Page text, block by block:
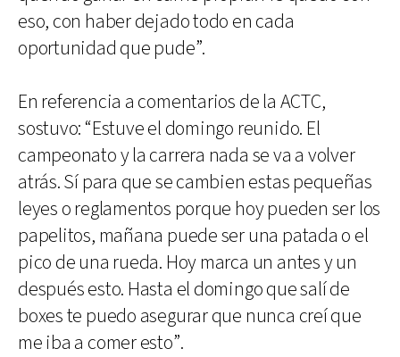
eso, con haber dejado todo en cada
oportunidad que pude”.
En referencia a comentarios de la ACTC,
sostuvo: “Estuve el domingo reunido. El
campeonato y la carrera nada se va a volver
atrás. Sí para que se cambien estas pequeñas
leyes o reglamentos porque hoy pueden ser los
papelitos, mañana puede ser una patada o el
pico de una rueda. Hoy marca un antes y un
después esto. Hasta el domingo que salí de
boxes te puedo asegurar que nunca creí que
me iba a comer esto”.